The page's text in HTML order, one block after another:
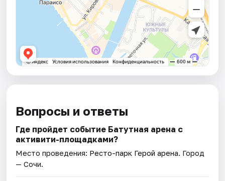
Вопросы и ответы
Где пройдет событие Батутная арена с
активити-площадками?
Место проведения: Ресто-парк Герой арена. Город
— Сочи.